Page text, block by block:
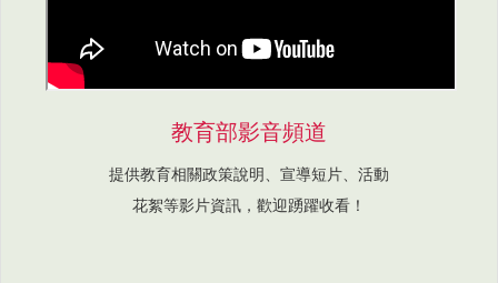
教育部影音頻道
提供教育相關政策說明、宣導短片、活動
花絮等影片資訊，歡迎踴躍收看！